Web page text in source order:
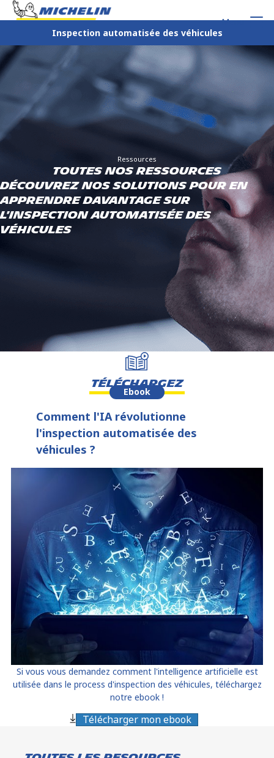
Inspection automatisée des véhicules
Menu
Ressources
TOUTES NOS RESSOURCES
Découvrez nos solutions pour en
apprendre davantage sur
l'inspection automatisée des
véhicules
Téléchargez
Ebook
Comment l'IA révolutionne
l'inspection automatisée des
véhicules ?
Si vous vous demandez comment l'intelligence artificielle est
utilisée dans le process d'inspection des véhicules, téléchargez
notre ebook !
Télécharger mon ebook